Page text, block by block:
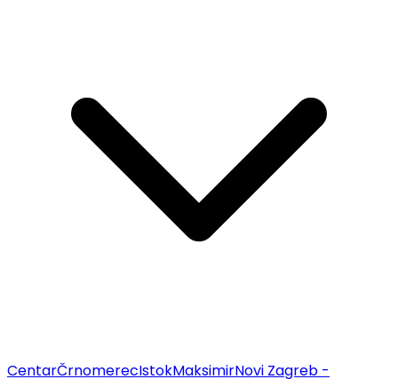
CentarČrnomerecIstokMaksimirNovi Zagreb -